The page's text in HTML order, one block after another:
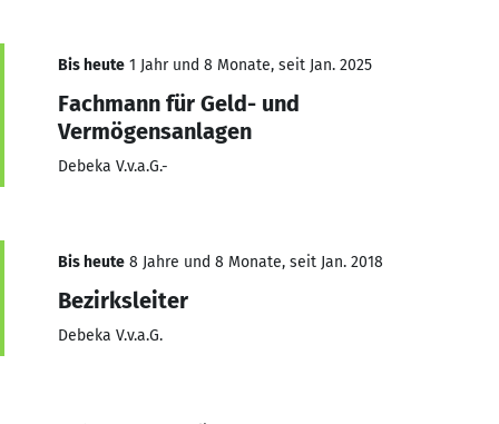
Bis heute 1 Jahr und 8 Monate, seit Jan. 2025
Fachmann für Geld- und
Vermögensanlagen
Debeka V.v.a.G.-
Bis heute 8 Jahre und 8 Monate, seit Jan. 2018
Bezirksleiter
Debeka V.v.a.G.